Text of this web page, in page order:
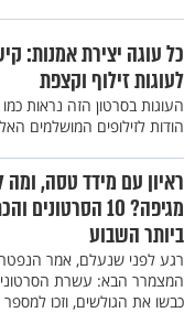
כל עוגה יצירת אמנות:
לעוגות זילוף וקצפת
העוגות בסרטון הזה נראות
הודות לזילופים המושלמים
ראיון עם מידד טסה,
מגיפה? 10
ביותר השבוע
רגע לפני שנעלם, אמר
המצמרר הבא: עשרת
כבשו את הגולשים, וזכו